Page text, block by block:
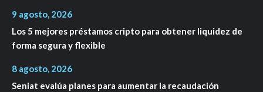
9 agosto, 2026
Los 5 mejores préstamos cripto para obtener liquidez de
forma segura y flexible
8 agosto, 2026
Seniat evalúa planes para aumentar la recaudación